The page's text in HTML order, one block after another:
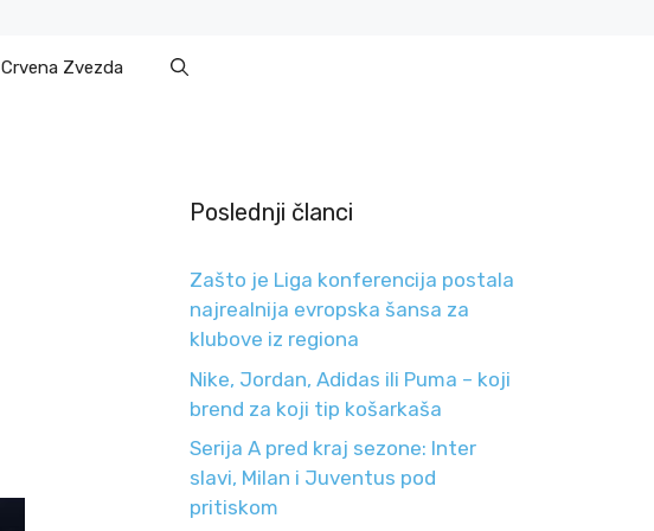
Crvena Zvezda
Poslednji članci
Zašto je Liga konferencija postala
najrealnija evropska šansa za
klubove iz regiona
Nike, Jordan, Adidas ili Puma – koji
brend za koji tip košarkaša
Serija A pred kraj sezone: Inter
slavi, Milan i Juventus pod
pritiskom